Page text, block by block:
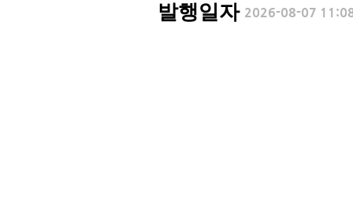
발행일자